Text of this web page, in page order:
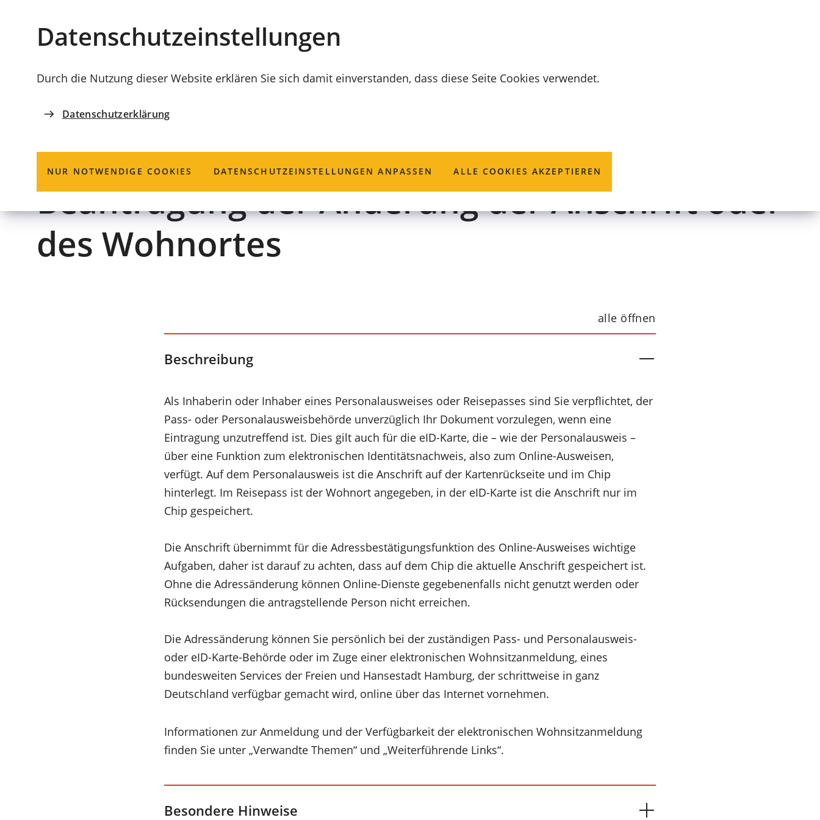
Datenschutz­einstellungen
Durch die Nutzung dieser Website erklären Sie sich damit einverstanden, dass diese Seite Cookies verwendet.
Datenschutzerklärung
NUR NOTWENDIGE COOKIES DATENSCHUTZ­EINSTELLUNGEN ANPASSEN ALLE COOKIES AKZEPTIEREN
Coburg
EINWOHNERAMT
Personalausweis, Reisepass und eID-Karte;
Beantragung der Änderung der Anschrift oder
des Wohnortes
alle öffnen
Beschreibung
Als Inhaberin oder Inhaber eines Personalausweises oder Reisepasses sind Sie verpflichtet, der
Pass- oder Personalausweisbehörde unverzüglich Ihr Dokument vorzulegen, wenn eine
Eintragung unzutreffend ist. Dies gilt auch für die eID-Karte, die – wie der Personalausweis –
über eine Funktion zum elektronischen Identitätsnachweis, also zum Online-Ausweisen,
verfügt. Auf dem Personalausweis ist die Anschrift auf der Kartenrückseite und im Chip
hinterlegt. Im Reisepass ist der Wohnort angegeben, in der eID-Karte ist die Anschrift nur im
Chip gespeichert.
Die Anschrift übernimmt für die Adressbestätigungsfunktion des Online-Ausweises wichtige
Aufgaben, daher ist darauf zu achten, dass auf dem Chip die aktuelle Anschrift gespeichert ist.
Ohne die Adressänderung können Online-Dienste gegebenenfalls nicht genutzt werden oder
Rücksendungen die antragstellende Person nicht erreichen.
Die Adressänderung können Sie persönlich bei der zuständigen Pass- und Personalausweis-
oder eID-Karte-Behörde oder im Zuge einer elektronischen Wohnsitzanmeldung, eines
bundesweiten Services der Freien und Hansestadt Hamburg, der schrittweise in ganz
Deutschland verfügbar gemacht wird, online über das Internet vornehmen.
Informationen zur Anmeldung und der Verfügbarkeit der elektronischen Wohnsitzanmeldung
finden Sie unter „Verwandte Themen“ und „Weiterführende Links“.
Besondere Hinweise